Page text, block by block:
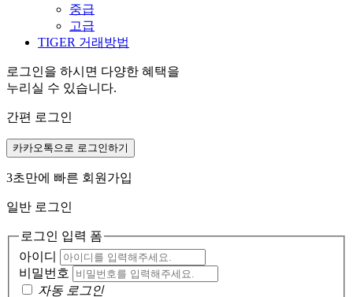
중급
고급
TIGER 거래방법
로그인을 하시면 다양한 혜택을
누리실 수 있습니다.
간편 로그인
카카오톡으로 로그인하기
3초만에 빠른 회원가입
일반 로그인
로그인 입력 폼
아이디
비밀번호
자동 로그인